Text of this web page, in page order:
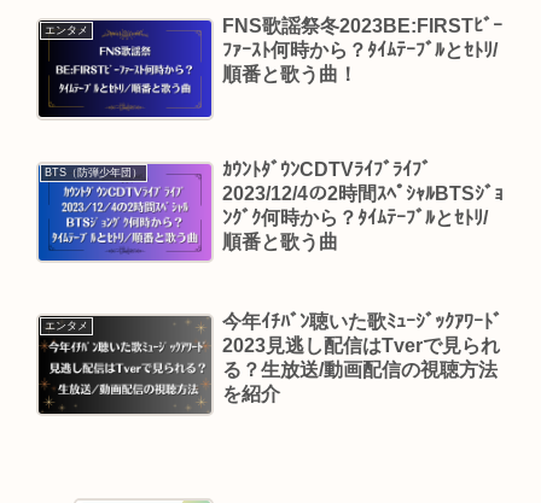
エンタメ
FNS歌謡祭冬2023BE:FIRSTﾋﾞｰ
ﾌｧｰｽﾄ何時から？ﾀｲﾑﾃｰﾌﾞﾙとｾﾄﾘ/
順番と歌う曲！
BTS（防弾少年団）
ｶｳﾝﾄﾀﾞｳﾝCDTVﾗｲﾌﾞﾗｲﾌﾞ
2023/12/4の2時間ｽﾍﾟｼｬﾙBTSｼﾞｮ
ﾝｸﾞｸ何時から？ﾀｲﾑﾃｰﾌﾞﾙとｾﾄﾘ/
順番と歌う曲
エンタメ
今年ｲﾁﾊﾞﾝ聴いた歌ﾐｭｰｼﾞｯｸｱﾜｰﾄﾞ
2023見逃し配信はTverで見られ
る？生放送/動画配信の視聴方法
を紹介